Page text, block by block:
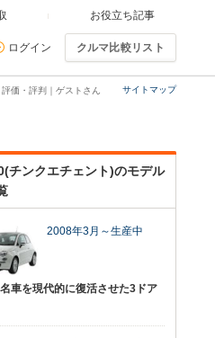
お役立ち記事
ログイン クルマ比較リスト
サイトマップ
価・評判｜ゲストさん
チンクエチェント)のモデル
2008年3月～生産中
車を現代的に復活させた3ドア